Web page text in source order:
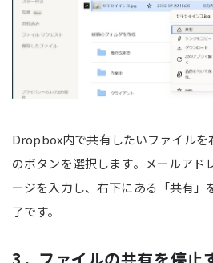
Dropbox内で共有したいファイルを
のボタンを選択します。メールアド
ージを入力し、右下にある「共有」
了です。
3．ファイルの共有を停止